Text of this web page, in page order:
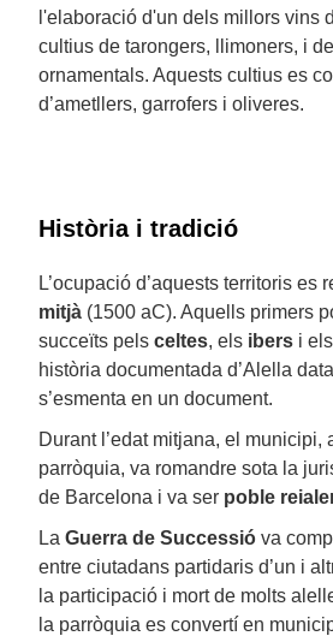
l'elaboració d'un dels millors vins
cultius de tarongers, llimoners, i
ornamentals. Aquests cultius es
d’ametllers, garrofers i oliveres.
Història i tradició
L’ocupació d’aquests territoris es
mitjà (1500 aC). Aquells primers
succeïts pels celtes, els ibers i els
història documentada d’Alella
s’esmenta en un document.
Durant l’edat mitjana, el municipi,
parròquia, va romandre sota la
de Barcelona i va ser poble
La Guerra de Successió va
entre ciutadans partidaris d’un i
la participació i mort de molts
la parròquia es convertí en